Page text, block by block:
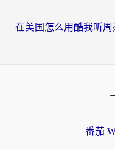
番茄